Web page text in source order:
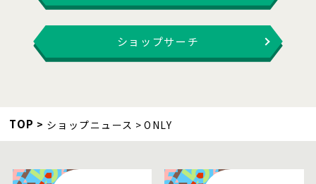
ショップサーチ
TOP ショップニュース ONLY